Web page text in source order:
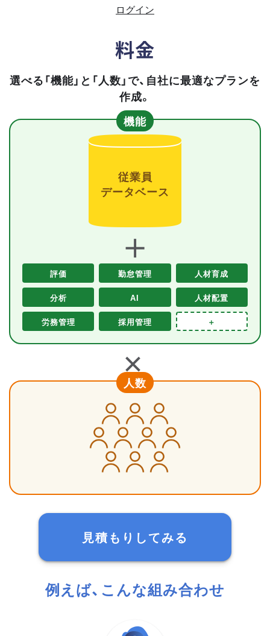
ログイン
料金
選べる「機能」と「人数」で、自社に最適なプランを
作成。
機能
従業員
データベース
＋
評価 勤怠管理 人材育成
分析 AI 人材配置
労務管理 採用管理 ＋
＋
人数
見積もりしてみる
例えば、こんな組み合わせ